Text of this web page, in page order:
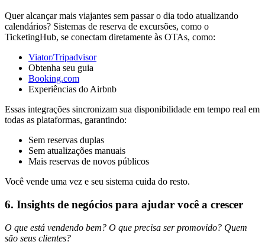
Quer alcançar mais viajantes sem passar o dia todo atualizando
calendários? Sistemas de reserva de excursões, como o
TicketingHub, se conectam diretamente às OTAs, como:
Viator/Tripadvisor
Obtenha seu guia
Booking.com
Experiências do Airbnb
Essas integrações sincronizam sua disponibilidade em tempo real em
todas as plataformas, garantindo:
Sem reservas duplas
Sem atualizações manuais
Mais reservas de novos públicos
Você vende uma vez e seu sistema cuida do resto.
6. Insights de negócios para ajudar você a crescer
O que está vendendo bem? O que precisa ser promovido? Quem
são seus clientes?